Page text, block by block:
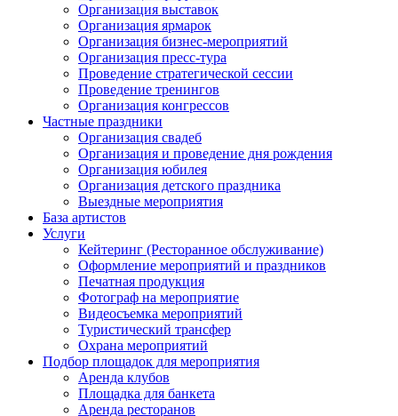
Организация выставок
Организация ярмарок
Организация бизнес-мероприятий
Организация пресс-тура
Проведение стратегической сессии
Проведение тренингов
Организация конгрессов
Частные праздники
Организация свадеб
Организация и проведение дня рождения
Организация юбилея
Организация детского праздника
Выездные мероприятия
База артистов
Услуги
Кейтеринг (Ресторанное обслуживание)
Оформление мероприятий и праздников
Печатная продукция
Фотограф на мероприятие
Видеосъемка мероприятий
Туристический трансфер
Охрана мероприятий
Подбор площадок для мероприятия
Аренда клубов
Площадка для банкета
Аренда ресторанов